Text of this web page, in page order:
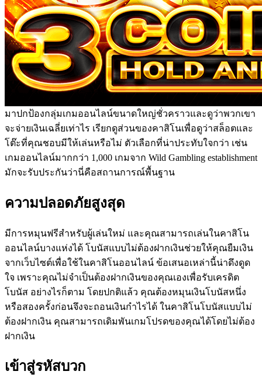
มาปกป้องกลุ่มเกมออนไลน์ขนาดใหญ่ชั่วคราวและดูว่าพวกเขา
จะจ่ายเงินเฉลี่ยเท่าไร เรียกดูส่วนของคาสิโนเพื่อดูว่าสล็อตและ
โต๊ะที่คุณชอบมีให้เล่นหรือไม่ ตัวเลือกที่น่าประทับใจกว่า เช่น
เกมออนไลน์มากกว่า 1,000 เกมจาก Wild Gambling establishment
มักจะรับประกันว่านี่คือสถานการณ์พื้นฐาน
ความปลอดภัยสูงสุด
มีการหมุนฟรีสำหรับผู้เล่นใหม่ และคุณสามารถเล่นในคาสิโน
ออนไลน์บางแห่งได้ โบนัสแบบไม่ต้องฝากเงินช่วยให้คุณยืมเงิน
จากเว็บไซต์เพื่อใช้ในคาสิโนออนไลน์ ข้อเสนอเหล่านี้น่าดึงดูด
ใจ เพราะคุณไม่จำเป็นต้องฝากเงินของคุณเองเพื่อรับเครดิต
โบนัส อย่างไรก็ตาม โดยปกติแล้ว คุณต้องหมุนเงินโบนัสหนึ่ง
หรือสองครั้งก่อนจึงจะถอนเงินกำไรได้ ในคาสิโนโบนัสแบบไม่
ต้องฝากเงิน คุณสามารถเดิมพันเกมโปรดของคุณได้โดยไม่ต้อง
ฝากเงิน
เข้าสู่รหัสบวก